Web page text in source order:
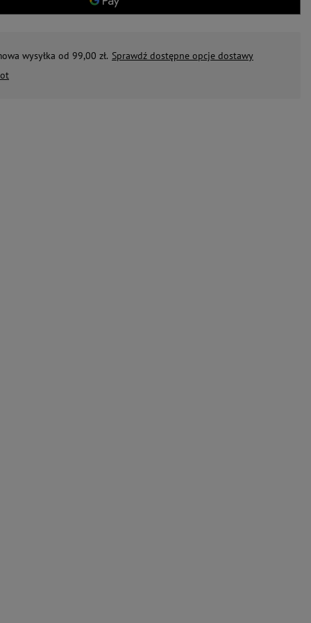
wysyłka od 99,00 zł. Sprawdź dostępne opcje dostawy